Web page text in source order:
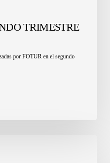
TRIMESTRE
por FOTUR en el segundo